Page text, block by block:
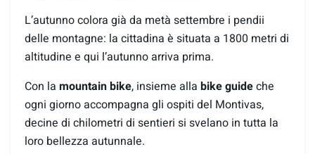
L’autunno colora già da metà settembre i pendii
delle montagne: la cittadina è situata a 1800 metri di
altitudine e qui l’autunno arriva prima.
Con la mountain bike, insieme alla bike guideche
ogni giorno accompagna gli ospiti del Montivas,
decine di chilometri di sentieri si svelano in tutta la
loro bellezza autunnale.